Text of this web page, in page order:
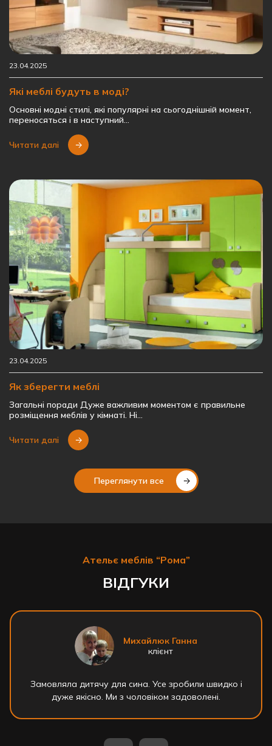
23.04.2025
Які меблі будуть в моді?
Основні модні стилі, які популярні на сьогоднішній момент,
переносяться і в наступний…
Читати далі
23.04.2025
Як зберегти меблі
Загальні поради Дуже важливим моментом є правильне
розміщення меблів у кімнаті. Ні…
Читати далі
Переглянути все
Ательє меблів “Рома”
ВІДГУКИ
Михайлюк Ганна
клієнт
Замовляла дитячу для сина. Усе зробили швидко і
дуже якісно. Ми з чоловіком задоволені.